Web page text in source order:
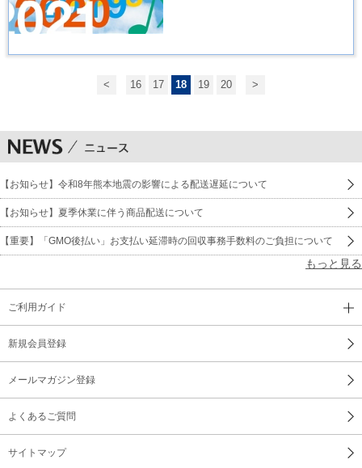
< 16 17 18 19 20 >
【お知らせ】令和8年熊本地震の影響による配送遅延について
【お知らせ】夏季休業に伴う商品配送について
【重要】「GMO後払い」お支払い延滞時の回収事務手数料のご負担について
もっと見る
ご利用ガイド
新規会員登録
メールマガジン登録
よくあるご質問
サイトマップ